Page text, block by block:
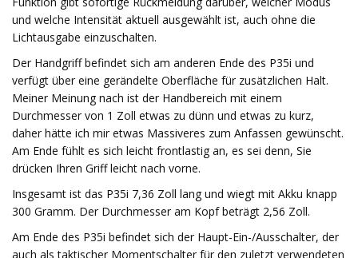
und welche Intensität aktuell ausgewählt ist, auch ohne die
Lichtausgabe einzuschalten.
Der Handgriff befindet sich am anderen Ende des P35i und
verfügt über eine gerändelte Oberfläche für zusätzlichen Halt.
Meiner Meinung nach ist der Handbereich mit einem
Durchmesser von 1 Zoll etwas zu dünn und etwas zu kurz,
daher hätte ich mir etwas Massiveres zum Anfassen gewünscht.
Am Ende fühlt es sich leicht frontlastig an, es sei denn, Sie
drücken Ihren Griff leicht nach vorne.
Insgesamt ist das P35i 7,36 Zoll lang und wiegt mit Akku knapp
300 Gramm. Der Durchmesser am Kopf beträgt 2,56 Zoll.
Am Ende des P35i befindet sich der Haupt-Ein-/Ausschalter, der
auch als taktischer Momentschalter für den zuletzt verwendeten